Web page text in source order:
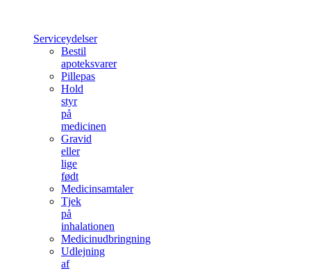
Serviceydelser
Bestil
apoteksvarer
Pillepas
Hold
styr
på
medicinen
Gravid
eller
lige
født
Medicinsamtaler
Tjek
på
inhalationen
Medicinudbringning
Udlejning
af